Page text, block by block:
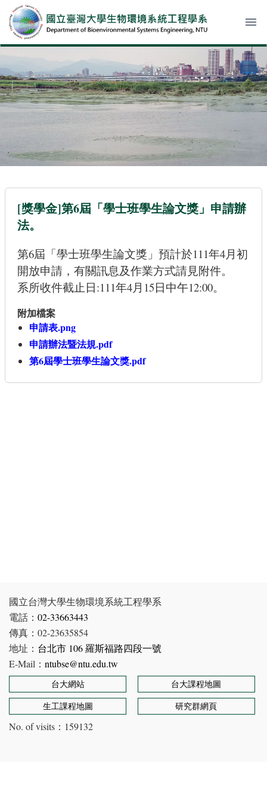
menu
[獎學金]第6屆「學士班學生論文獎」申請辦
法。
第6屆「學士班學生論文獎」預計於111年4月初
開放申請，有關訊息及作業方式請見附件。
系所收件截止日:111年4月15日中午12:00。
附加檔案
申請表.png
申請辦法暨法規.pdf
第6屆學士班學生論文獎.pdf
國立台灣大學生物環境系統工程學系
電話： 02-33663443
傳真：02-23635854
地址： 台北市 106 羅斯福路四段一號
E-Mail： ntubse@ntu.edu.tw
台大網站
台大課程地圖
生工課程地圖
研究群網頁
No. of visits： 159132